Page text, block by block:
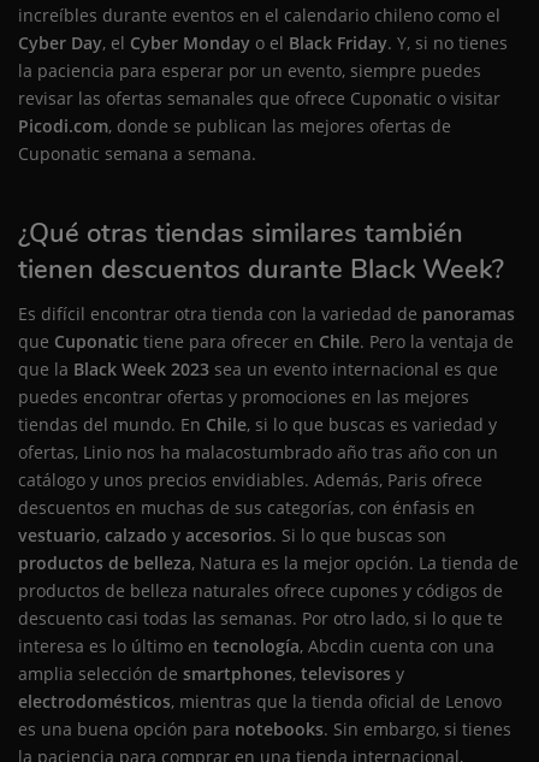
increíbles durante eventos en el calendario chileno como el
Cyber Day, el Cyber Monday o el Black Friday. Y, si no tienes
la paciencia para esperar por un evento, siempre puedes
revisar las ofertas semanales que ofrece Cuponatic o visitar
Picodi.com, donde se publican las mejores ofertas de
Cuponatic semana a semana.
¿Qué otras tiendas similares también
tienen descuentos durante Black Week?
Es difícil encontrar otra tienda con la variedad de panoramas
que Cuponatic tiene para ofrecer en Chile. Pero la ventaja de
que la Black Week 2023 sea un evento internacional es que
puedes encontrar ofertas y promociones en las mejores
tiendas del mundo. En Chile, si lo que buscas es variedad y
ofertas, Linio nos ha malacostumbrado año tras año con un
catálogo y unos precios envidiables. Además, Paris ofrece
descuentos en muchas de sus categorías, con énfasis en
vestuario, calzado y accesorios. Si lo que buscas son
productos de belleza, Natura es la mejor opción. La tienda de
productos de belleza naturales ofrece cupones y códigos de
descuento casi todas las semanas. Por otro lado, si lo que te
interesa es lo último en tecnología, Abcdin cuenta con una
amplia selección de smartphones, televisores y
electrodomésticos, mientras que la tienda oficial de Lenovo
es una buena opción para notebooks. Sin embargo, si tienes
la paciencia para comprar en una tienda internacional,